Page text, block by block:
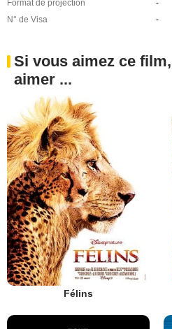
Format de projection
-
N° de Visa
-
Si vous aimez ce
aimer ...
Félins